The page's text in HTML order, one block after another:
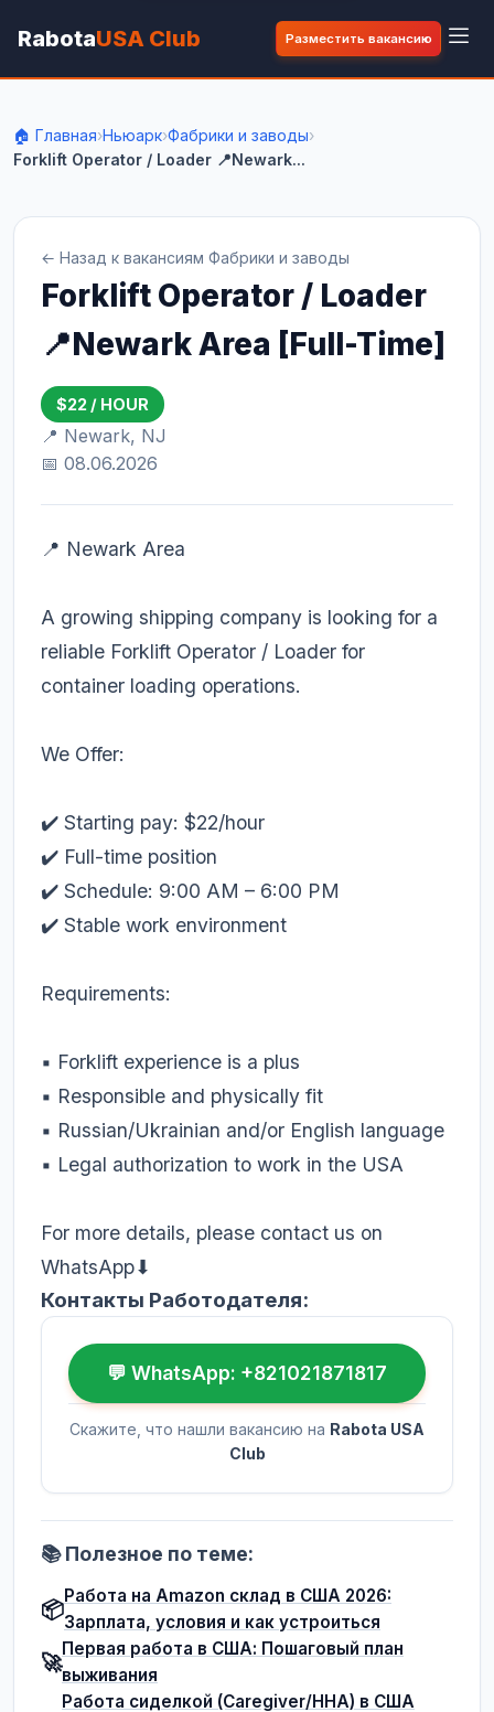
RabotaUSA Club Разместить вакансию
🏠 Главная›Ньюарк›Фабрики и заводы›
Forklift Operator / Loader 📍Newark...
← Назад к вакансиям Фабрики и заводы
Forklift Operator / Loader
📍Newark Area [Full-Time]
$22 / HOUR
📍 Newark, NJ
📅 08.06.2026
📍 Newark Area
A growing shipping company is looking for a
reliable Forklift Operator / Loader for
container loading operations.
We Offer:
✔️ Starting pay: $22/hour
✔️ Full-time position
✔️ Schedule: 9:00 AM – 6:00 PM
✔️ Stable work environment
Requirements:
▪️ Forklift experience is a plus
▪️ Responsible and physically fit
▪️ Russian/Ukrainian and/or English language
▪️ Legal authorization to work in the USA
For more details, please contact us on
WhatsApp⬇
Контакты Работодателя:
💬 WhatsApp: +821021871817
Скажите, что нашли вакансию на Rabota USA
Club
📚 Полезное по теме:
📦
Работа на Amazon склад в США 2026:
Зарплата, условия и как устроиться
🚀
Первая работа в США: Пошаговый план
выживания
Работа сиделкой (Caregiver/HHA) в США